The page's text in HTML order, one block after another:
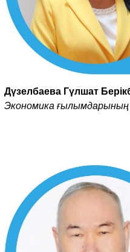
Дүзелбаева Гүлшат
Экономика